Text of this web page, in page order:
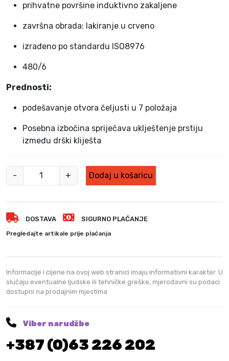
prihvatne površine induktivno zakaljene
završna obrada: lakiranje u crveno
izrađeno po standardu ISO8976
480/6
Prednosti:
podešavanje otvora čeljusti u 7 položaja
Posebna izbočina spriječava uklještenje prstiju
između drški kliješta
-
l
e
š
a
–
p
a
p
a
a
+ Dodaj u košaricu
DOSTAVA SIGURNO PLAĆANJE
Pregledajte artikale prije plaćanja
Informacije i cijene na ovoj web stranici imaju informativni karakter. U
slučaju eventualne ljudske ili tehničke greške, mjerodavni su podaci
dostupni na prodajnim mjestima
Viber narudžbe
+387 (0)63 226 202